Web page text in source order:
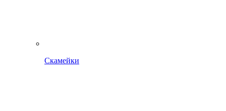
Скамейки